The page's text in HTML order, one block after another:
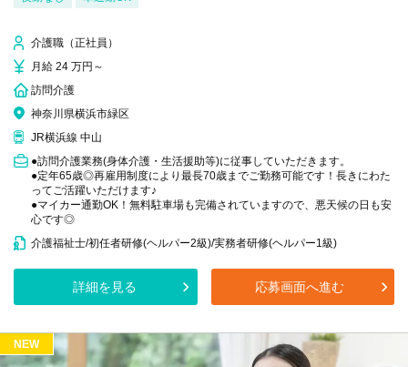
介護職（正社員）
月給 24 万円～
訪問介護
神奈川県横浜市緑区
JR横浜線 中山
●訪問介護業務(身体介護・生活援助等)に従事していただきます。
●定年65歳◎再雇用制度により最長70歳までご勤務可能です！長きにわた
ってご活躍いただけます♪
●マイカー通勤OK！無料駐車場も完備されていますので、悪天候の日も安
心です◎
介護福祉士/初任者研修(ヘルパー2級)/実務者研修(ヘルパー1級)
詳細を見る 応募画面へ進む
NEW